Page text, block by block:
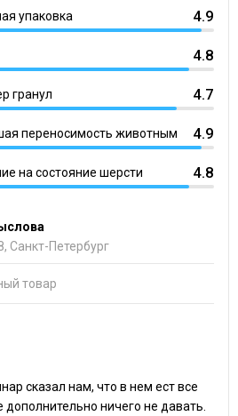
упаковка 4.9
4.8
гранул 4.7
переносимость животным 4.9
на состояние шерсти 4.8
Санкт-Петербург
товар
сказал нам, что в нем ест все
ничего не давать.